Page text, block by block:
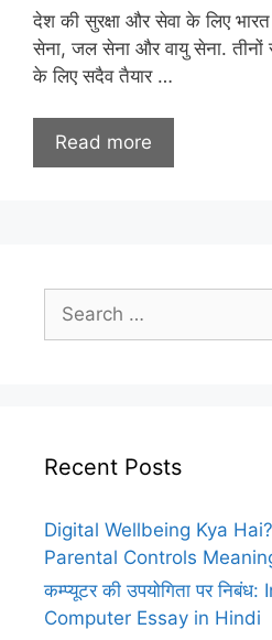
देश की सुरक्षा और सेवा के लिए
सेना, जल सेना और वायु सेना. तीनों
के लिए सदैव तैयार …
Read more
Search
for:
Recent Posts
Digital Wellbeing Kya Hai?
Parental Controls
कम्प्यूटर की उपयोगिता पर
Computer Essay in Hindi